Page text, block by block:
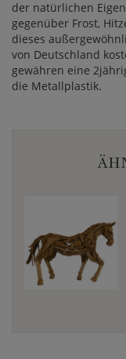
der natürlichen
gegenüber Frost,
dieses
von Deutschland
gewähren eine
die Metallplastik.